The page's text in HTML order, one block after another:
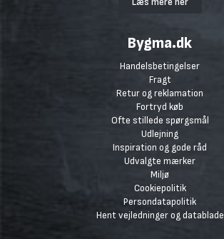
Bygma.dk
Handelsbetingelser
Fragt
Retur og reklamation
Fortryd køb
Ofte stillede spørgsmål
Udlejning
Inspiration og gode råd
Udvalgte mærker
Miljø
Cookiepolitik
Persondatapolitik
Hent vejledninger og datablade